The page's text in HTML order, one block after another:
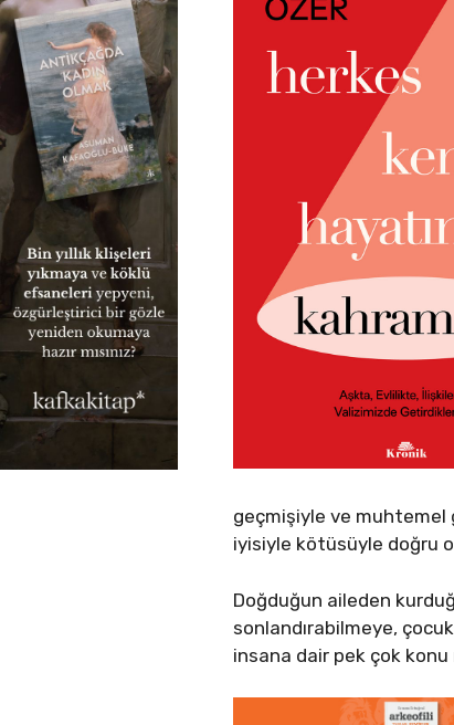
geçmişiyle ve muhtemel
iyisiyle kötüsüyle doğru
Doğduğun aileden
sonlandırabilmeye,
insana dair pek çok konu